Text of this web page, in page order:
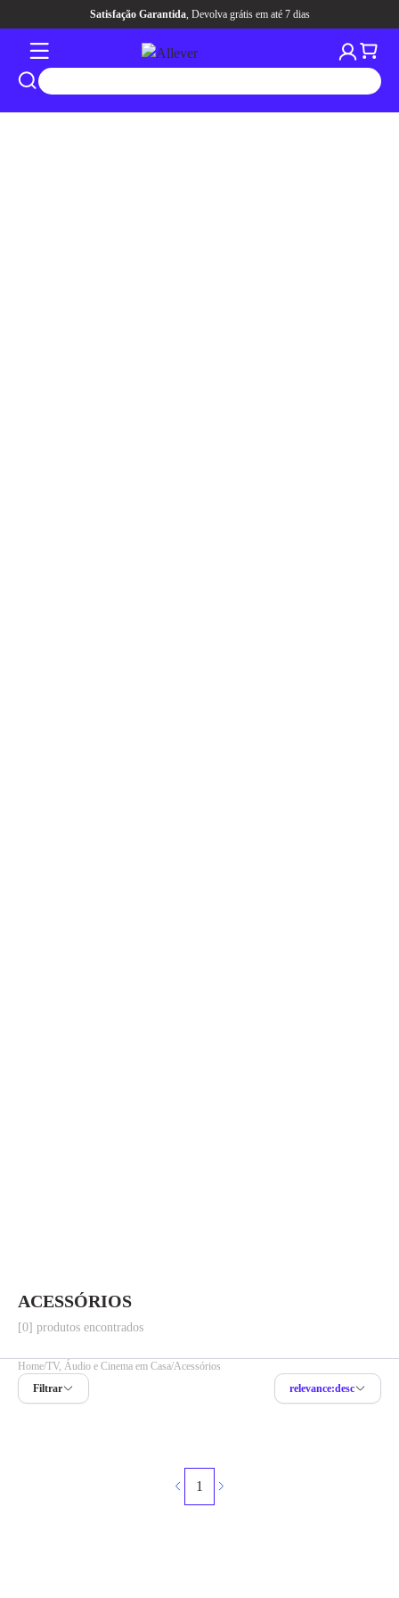
Satisfação Garantida, Devolva grátis em até 7 dias
ACESSÓRIOS
[0] produtos encontrados
Home TV, Áudio e Cinema em Casa Acessórios
Filtrar
relevance:desc
1